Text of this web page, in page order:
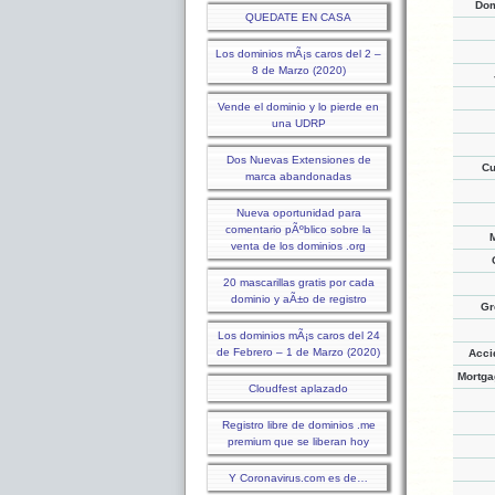
QUEDATE EN CASA
Los dominios mÃ¡s caros del 2 –
8 de Marzo (2020)
Vende el dominio y lo pierde en
una UDRP
Dos Nuevas Extensiones de
marca abandonadas
Nueva oportunidad para
comentario pÃºblico sobre la
venta de los dominios .org
20 mascarillas gratis por cada
dominio y aÃ±o de registro
Los dominios mÃ¡s caros del 24
de Febrero – 1 de Marzo (2020)
Cloudfest aplazado
Registro libre de dominios .me
premium que se liberan hoy
Y Coronavirus.com es de…